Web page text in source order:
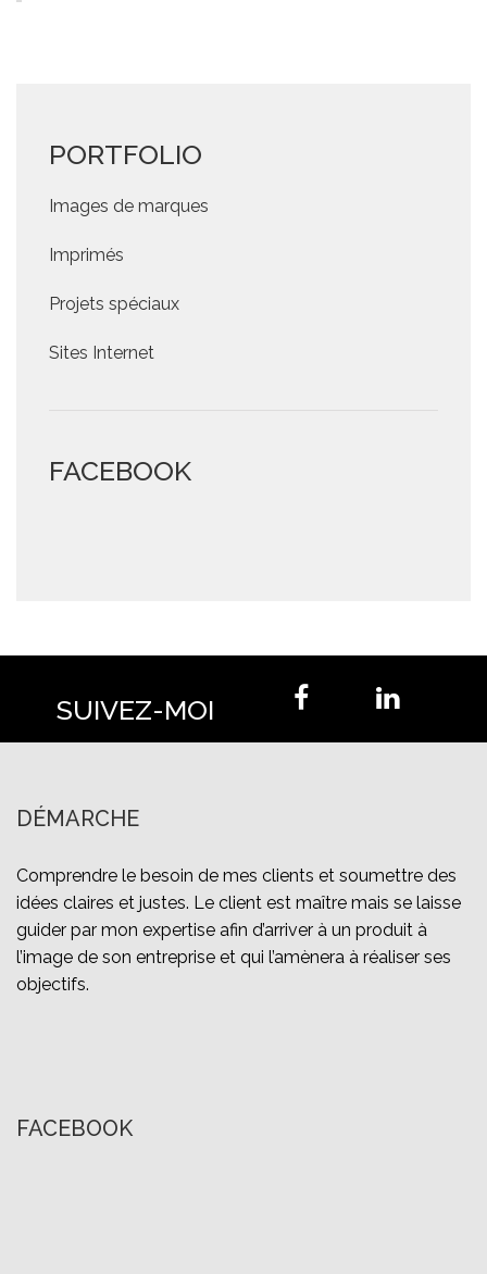
PORTFOLIO
Images de marques
Imprimés
Projets spéciaux
Sites Internet
FACEBOOK
SUIVEZ-MOI
DÉMARCHE
Comprendre le besoin de mes clients et soumettre des
idées claires et justes. Le client est maître mais se laisse
guider par mon expertise afin d’arriver à un produit à
l’image de son entreprise et qui l’amènera à réaliser ses
objectifs.
FACEBOOK